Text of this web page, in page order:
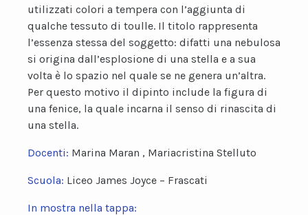
utilizzati colori a tempera con l’aggiunta di
qualche tessuto di toulle. Il titolo rappresenta
l’essenza stessa del soggetto: difatti una nebulosa
si origina dall’esplosione di una stella e a sua
volta è lo spazio nel quale se ne genera un’altra.
Per questo motivo il dipinto include la figura di
una fenice, la quale incarna il senso di rinascita di
una stella.
Docenti: Marina Maran , Mariacristina Stelluto
Scuola: Liceo James Joyce – Frascati
In mostra nella tappa: